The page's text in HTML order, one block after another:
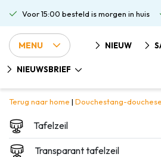
Voor 15:00 besteld is morgen in huis
MENU NIEUW
NIEUWSBRIEF
Terug naar home | Douchestang-
Tafelzeil
Transparant tafelzeil